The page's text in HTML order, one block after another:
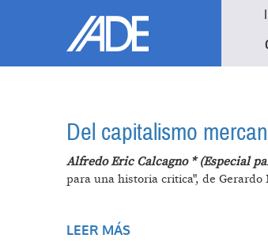
Del capitalismo
Alfredo Eric Calcagno * (Especial
para una historia critica", de Gerardo
LEER MÁS